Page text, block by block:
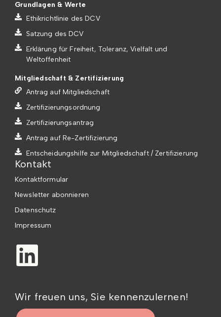
Grundlagen & Werte
Ethikrichtlinie des DCV
Satzung des DCV
Erklärung für Freiheit, Toleranz, Vielfalt und
Weltoffenheit
Mitgliedschaft & Zertifizierung
Antrag auf Mitgliedschaft
Zertifizierungsordnung
Zertifizierungsantrag
Antrag auf Re-Zertifizierung
Entscheidungshilfe zur Mitgliedschaft / Zertifizierung
Kontakt
Kontaktformular
Newsletter abonnieren
Datenschutz
Impressum
Wir freuen uns, Sie kennenzulernen!